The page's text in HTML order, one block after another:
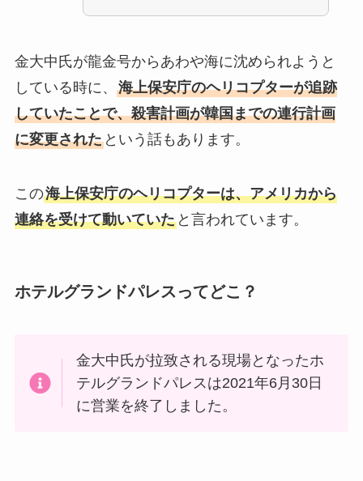
金大中氏が龍金号からあわや海に沈められようと
している時に、 海上保安庁のヘリコプターが追跡
していたことで、殺害計画が韓国までの連行計画
に変更されたという話もあります。
この海上保安庁のヘリコプターは、アメリカから
連絡を受けて動いていたと言われています。
ホテルグランドパレスってどこ？
金大中氏が拉致される現場となったホ
テルグランドパレスは2021年6月30日
に営業を終了しました。